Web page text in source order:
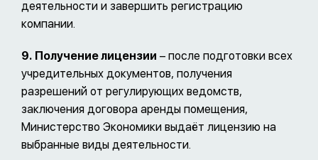
деятельности и завершить регистрацию
компании.
9. Получение лицензии – после подготовки всех
учредительных документов, получения
разрешений от регулирующих ведомств,
заключения договора аренды помещения,
Министерство Экономики выдаёт лицензию на
выбранные виды деятельности.